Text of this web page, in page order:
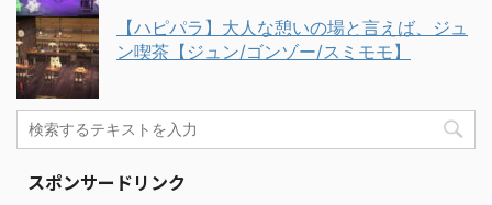
【ハピパラ】大人な憩いの場と言えば、ジュ
ン喫茶【ジュン/ゴンゾー/スミモモ】
スポンサードリンク